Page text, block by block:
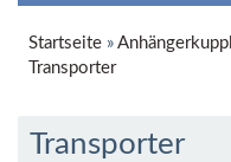
Startseite »
Transporter
Transporter